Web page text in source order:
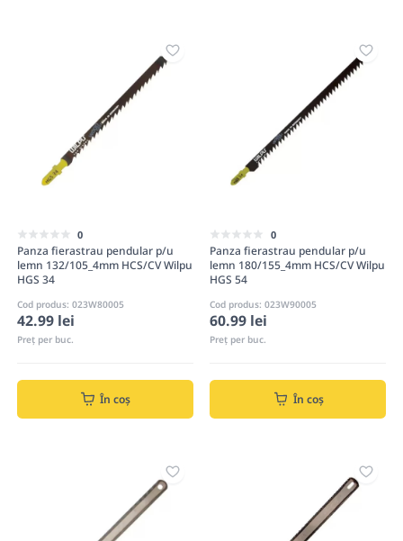
0
Panza fierastrau pendular p/u
lemn 132/105_4mm HCS/CV Wilpu
HGS 34
Cod produs: 023W80005
42.99 lei
Preț per buc.
În coș
0
Panza fierastrau pendular p/u
lemn 180/155_4mm HCS/CV Wilpu
HGS 54
Cod produs: 023W90005
60.99 lei
Preț per buc.
În coș